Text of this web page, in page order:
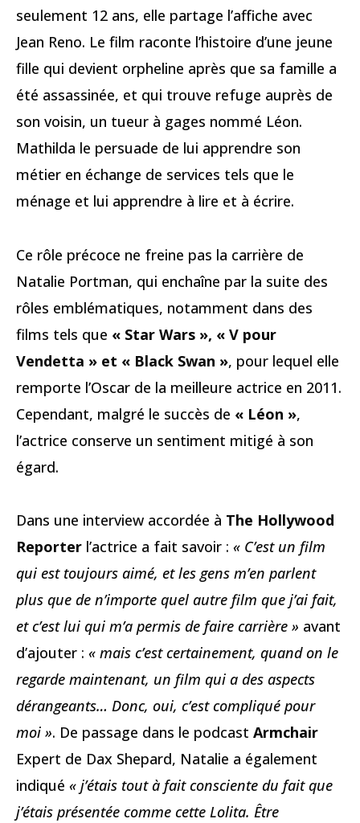
seulement 12 ans, elle partage l’affiche avec
Jean Reno. Le film raconte l’histoire d’une jeune
fille qui devient orpheline après que sa famille a
été assassinée, et qui trouve refuge auprès de
son voisin, un tueur à gages nommé Léon.
Mathilda le persuade de lui apprendre son
métier en échange de services tels que le
ménage et lui apprendre à lire et à écrire.
Ce rôle précoce ne freine pas la carrière de
Natalie Portman, qui enchaîne par la suite des
rôles emblématiques, notamment dans des
films tels que « Star Wars », « V pour
Vendetta » et « Black Swan », pour lequel elle
remporte l’Oscar de la meilleure actrice en 2011.
Cependant, malgré le succès de « Léon »,
l’actrice conserve un sentiment mitigé à son
égard.
Dans une interview accordée à The Hollywood
Reporter l’actrice a fait savoir : « C’est un film
qui est toujours aimé, et les gens m’en parlent
plus que de n’importe quel autre film que j’ai fait,
et c’est lui qui m’a permis de faire carrière » avant
d’ajouter : « mais c’est certainement, quand on le
regarde maintenant, un film qui a des aspects
dérangeants… Donc, oui, c’est compliqué pour
moi ». De passage dans le podcast Armchair
Expert de Dax Shepard, Natalie a également
indiqué « j’étais tout à fait consciente du fait que
j’étais présentée comme cette Lolita. Être